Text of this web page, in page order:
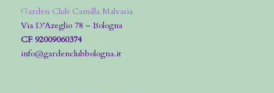
Garden Club Camilla Malvasia
Via D’Azeglio 78 – Bologna
CF 92009060374
info@gardenclubbologna.it